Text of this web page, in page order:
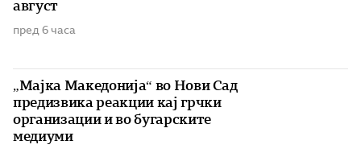
август
пред 6 часа
„Мајка Македонија“ во Нови Сад
предизвика реакции кај грчки
организации и во бугарските
медиуми